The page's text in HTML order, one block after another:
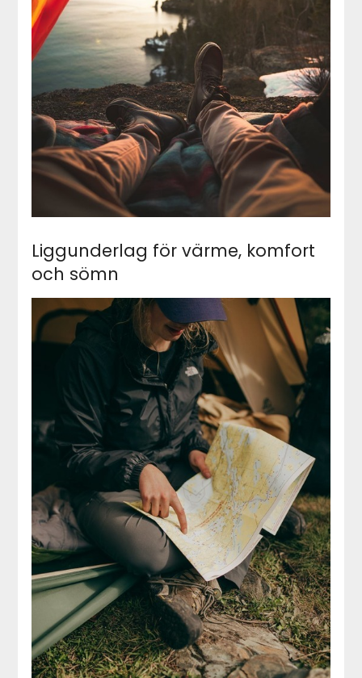
Liggunderlag för värme, komfort
och sömn